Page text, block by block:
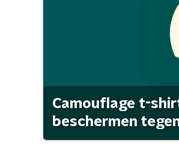
Camouflage t-
beschermen